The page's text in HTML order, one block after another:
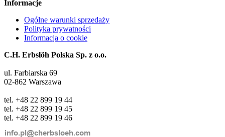
Informacje
Ogólne warunki sprzedaży
Polityka prywatności
Informacja o cookie
C.H. Erbslöh Polska Sp. z o.o.
ul. Farbiarska 69
02-862 Warszawa
tel. +48 22 899 19 44
tel. +48 22 899 19 45
tel. +48 22 899 19 46